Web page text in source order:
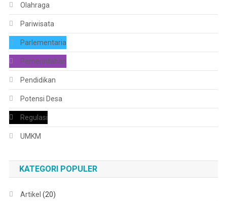
Olahraga
Pariwisata
Parlementaria
Pemerintahan
Pendidikan
Potensi Desa
Regulasi
UMKM
KATEGORI POPULER
Artikel (20)